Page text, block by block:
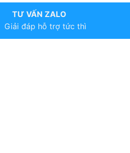
TƯ VẤN ZALO
Giải đáp hỗ trợ tức thì